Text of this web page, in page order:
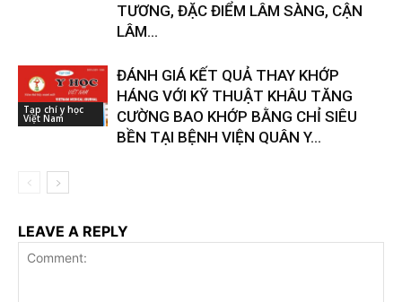
TƯƠNG, ĐẶC ĐIỂM LÂM SÀNG, CẬN
LÂM...
Tạp chí y học
Việt Nam
ĐÁNH GIÁ KẾT QUẢ THAY KHỚP
HÁNG VỚI KỸ THUẬT KHÂU TĂNG
CƯỜNG BAO KHỚP BẰNG CHỈ SIÊU
BỀN TẠI BỆNH VIỆN QUÂN Y...
LEAVE A REPLY